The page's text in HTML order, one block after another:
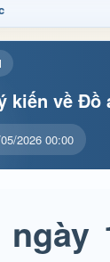
kiến về Đồ
2026 00:00
ngày